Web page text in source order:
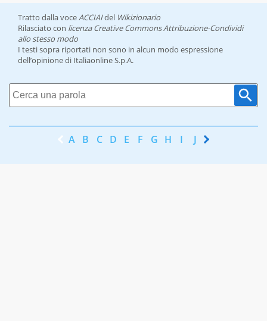
Tratto dalla voceACCIAIdel Wikizionario
Rilasciato con licenza Creative Commons Attribuzione-Condividi
allo stesso modo
I testi sopra riportati non sono in alcun modo espressione
dell’opinione di Italiaonline S.p.A.
A B C D E F G H I J K